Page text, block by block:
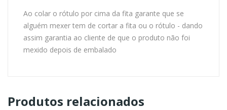
Ao colar o rótulo por cima da fita garante que se
alguém mexer tem de cortar a fita ou o rótulo - dando
assim garantia ao cliente de que o produto não foi
mexido depois de embalado
Produtos relacionados